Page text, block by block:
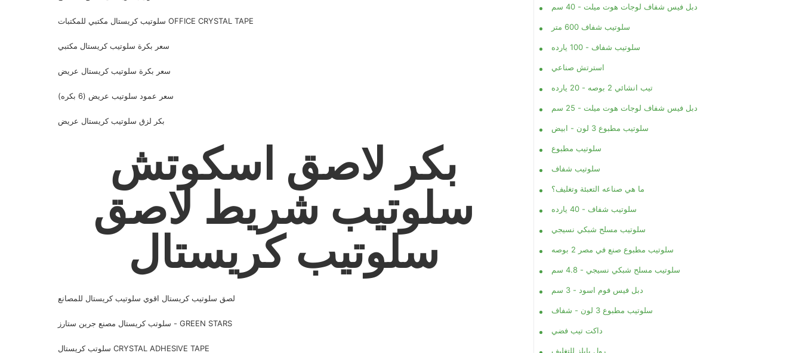
سلوتيب كريستال مكتبي للمكتبات OFFICE CRYSTAL TAPE
سعر بكرة سلوتيب كريستال مكتبي
سعر بكرة سلوتيب كريستال عريض
سعر عمود سلوتيب عريض (6 بكره)
بكر لزق سلوتيب كريستال عريض
بكر لاصق اسكوتش
سلوتيب شريط لاصق
سلوتيب كريستال
لصق سلوتيب كريستال اقوي سلوتيب كريستال للمصانع
سلوتب كريستال مصنع جرين ستارز - GREEN STARS
سلوتب كريستال CRYSTAL ADHESIVE TAPE
دبل فيس شفاف لوجات هوت ميلت - 40 سم
سلوتيب شفاف 600 متر
سلوتيب شفاف - 100 يارده
استرتش صناعي
تيب انشائي 2 بوصه - 20 يارده
دبل فيس شفاف لوجات هوت ميلت - 25 سم
سلوتيب مطبوع 3 لون - ابيض
سلوتيب مطبوع
سلوتيب شفاف
ما هي صناعه التعبئة وتغليف؟
سلوتيب شفاف - 40 يارده
سلوتيب مسلح شبكي نسيجي
سلوتيب مطبوع صنع في مصر 2 بوصه
سلوتيب مسلح شبكي نسيجي - 4.8 سم
دبل فيس فوم اسود - 3 سم
سلوتيب مطبوع 3 لون - شفاف
داكت تيب فضي
رول بابلز للتغليف